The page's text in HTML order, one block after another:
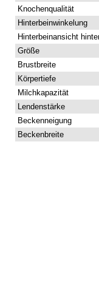
Knochenqualität
Hinterbeinwinkelung
Hinterbeinansicht
Größe
Brustbreite
Körpertiefe
Milchkapazität
Lendenstärke
Beckenneigung
Beckenbreite